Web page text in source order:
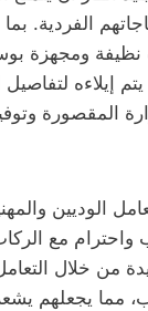
الفردية.
ومجهزة
يتم إيلاءه
المقصورة
الوديين
واحترام مع
من خلال
مما يجعلهم